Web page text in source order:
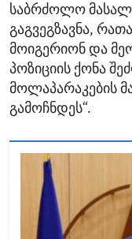
საბრძოლო
გაგვეგზავნა,
მოიგერიონ და
პოზიციის ქონა
მოლაპარაკების
გამოჩნდეს“.